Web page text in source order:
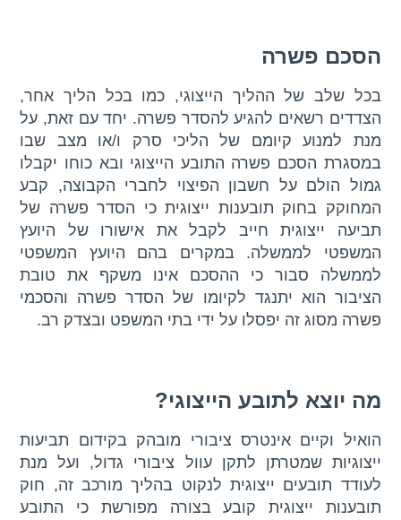
הסכם פשרה
בכל שלב של ההליך הייצוגי, כמו בכל הליך אחר,
הצדדים רשאים להגיע להסדר פשרה. יחד עם זאת, על
מנת למנוע קיומם של הליכי סרק ו/או מצב שבו
במסגרת הסכם פשרה התובע הייצוגי ובא כוחו יקבלו
גמול הולם על חשבון הפיצוי לחברי הקבוצה, קבע
המחוקק בחוק תובענות ייצוגית כי הסדר פשרה של
תביעה ייצוגית חייב לקבל את אישורו של היועץ
המשפטי לממשלה. במקרים בהם היועץ המשפטי
לממשלה סבור כי ההסכם אינו משקף את טובת
הציבור הוא יתנגד לקיומו של הסדר פשרה והסכמי
פשרה מסוג זה יפסלו על ידי בתי המשפט ובצדק רב.
מה יוצא לתובע הייצוגי?
הואיל וקיים אינטרס ציבורי מובהק בקידום תביעות
ייצוגיות שמטרתן לתקן עוול ציבורי גדול, ועל מנת
לעודד תובעים ייצוגית לנקוט בהליך מורכב זה, חוק
תובענות ייצוגית קובע בצורה מפורשת כי התובע